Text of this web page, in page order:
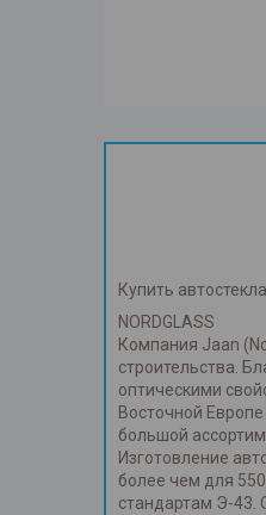
Купить
NORDGLASS
Компания Jaan
строительства.
оптическими
Восточной
большой
Изготовление
более чем для
стандартам Э-43.